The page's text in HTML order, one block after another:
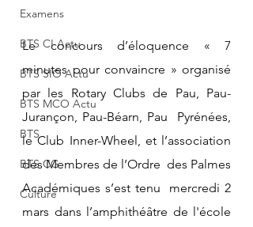
Examens
BTS CI Actu
BTS SIO Actu
BTS MCO Actu
BTS
BTS CG
Culture
Le concours d’éloquence « 7
minutes pour convaincre » organisé
par les Rotary Clubs de Pau, Pau-
Jurançon, Pau-Béarn, Pau  Pyrénées,
le Club Inner-Wheel, et l’association
des Membres de l’Ordre  des Palmes
Académiques s’est tenu  mercredi 2
mars dans l’amphithéâtre de l'école